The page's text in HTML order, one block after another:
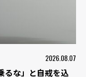
2026.08.07
るな」と自戒を込